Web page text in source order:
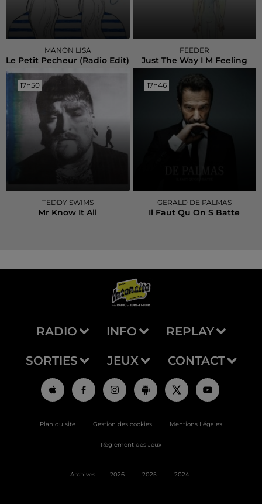
MANON LISA
Le Petit Pecheur (radio Edit)
FEEDER
Just The Way I M Feeling
17h50
17h50
TEDDY SWIMS
Mr Know It All
17h46
17h46
GERALD DE PALMAS
Il Faut Qu On S Batte
RADIO INFO REPLAY
SORTIES JEUX CONTACT
Plan du site Gestion des cookies Mentions Légales
Règlement des Jeux
Archives 2026 2025 2024